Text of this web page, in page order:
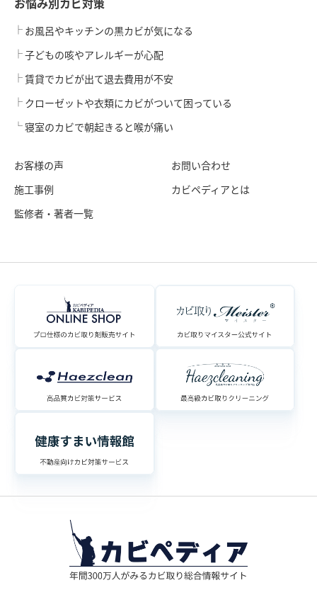
お風呂やキッチンの黒カビが気になる
子どもの咳やアレルギーが心配
賃貸でカビが出て退去費用が不安
クローゼットや衣類にカビがついて困っている
寝室のカビで朝起きると喉が痛い
お客様の声
施工事例
監修者・著者一覧
お問い合わせ
カビペディアとは